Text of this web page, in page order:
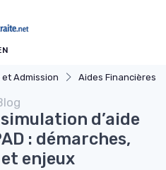
et Admission Aides Financières et
d’aide
: démarches,
enjeux